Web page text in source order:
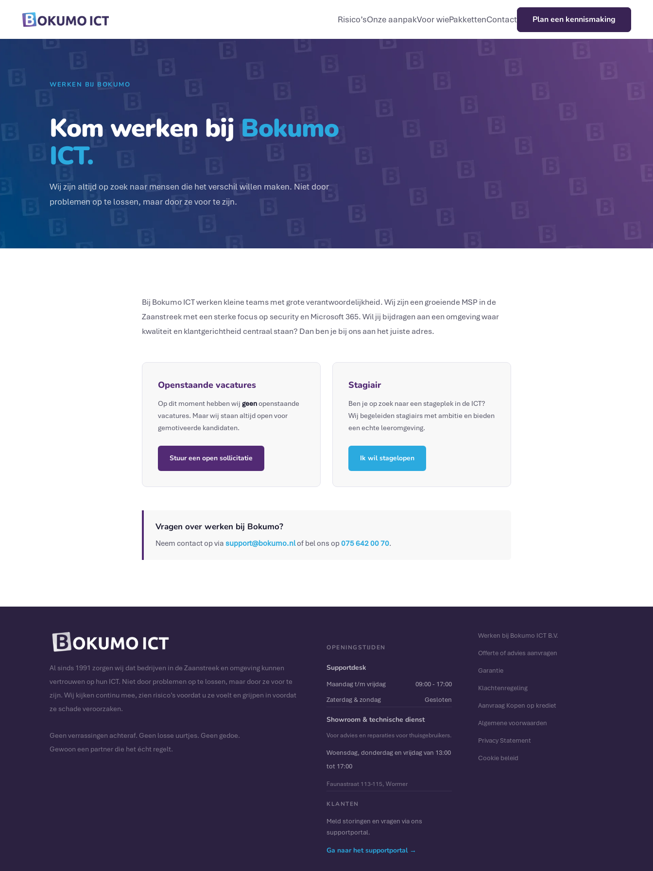
Risico’sOnze aanpakVoor wiePakkettenContact Plan een kennismaking
WERKEN BIJ BOKUMO
Kom werken bij Bokumo
ICT.
Wij zijn altijd op zoek naar mensen die het verschil willen maken. Niet door
problemen op te lossen, maar door ze voor te zijn.
Bij Bokumo ICT werken kleine teams met grote verantwoordelijkheid. Wij zijn een groeiende MSP in de
Zaanstreek met een sterke focus op security en Microsoft 365. Wil jij bijdragen aan een omgeving waar
kwaliteit en klantgerichtheid centraal staan? Dan ben je bij ons aan het juiste adres.
Openstaande vacatures
Op dit moment hebben wij geenopenstaande
vacatures. Maar wij staan altijd open voor
gemotiveerde kandidaten.
Stuur een open sollicitatie
Stagiair
Ben je op zoek naar een stageplek in de ICT?
Wij begeleiden stagiairs met ambitie en bieden
een echte leeromgeving.
Ik wil stagelopen
Vragen over werken bij Bokumo?
Neem contact op via support@bokumo.nlof bel ons op 075 642 00 70.
Al sinds 1991 zorgen wij dat bedrijven in de Zaanstreek en omgeving kunnen
vertrouwen op hun ICT. Niet door problemen op te lossen, maar door ze voor te
zijn. Wij kijken continu mee, zien risico’s voordat u ze voelt en grijpen in voordat
ze schade veroorzaken.
Geen verrassingen achteraf. Geen losse uurtjes. Geen gedoe.
Gewoon een partner die het écht regelt.
OPENINGSTIJDEN
Supportdesk
Maandag t/m vrijdag
09:00 - 17:00
Zaterdag & zondag
Gesloten
Showroom & technische dienst
Voor advies en reparaties voor thuisgebruikers.
Woensdag, donderdag en vrijdag van 13:00
tot 17:00
Faunastraat 113-115, Wormer
KLANTEN
Meld storingen en vragen via ons
supportportal.
Ga naar het supportportal →
Werken bij Bokumo ICT B.V.
Offerte of advies aanvragen
Garantie
Klachtenregeling
Aanvraag Kopen op krediet
Algemene voorwaarden
Privacy Statement
Cookie beleid